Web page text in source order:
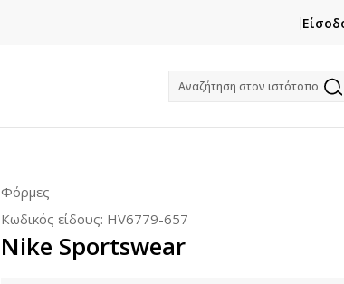
Και κερδίστε -10% με την πρώτη σας
Αναζήτηση στον ιστότοπο
Φόρμες
Κωδικός είδους: HV6779-657
Nike Sportswear